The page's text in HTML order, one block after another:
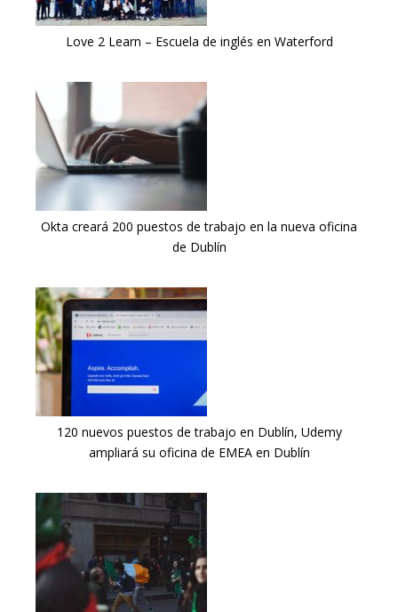
Love 2 Learn – Escuela de inglés en Waterford
Okta creará 200 puestos de trabajo en la nueva oficina
de Dublín
120 nuevos puestos de trabajo en Dublín, Udemy
ampliará su oficina de EMEA en Dublín